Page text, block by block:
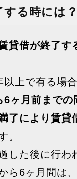
する時には
貸借が終了す
以上で有る場
6ヶ月前までの
了により賃
。
した後に行わ
ら6ヶ月間は